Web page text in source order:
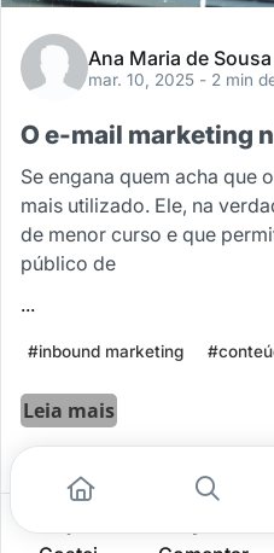
Ana Maria de
mar. 10, 2025 - 2 min
O e-mail marketing
Se engana quem acha que
mais utilizado. Ele, na
de menor curso e que
público de
...
#inbound marketing
Leia mais